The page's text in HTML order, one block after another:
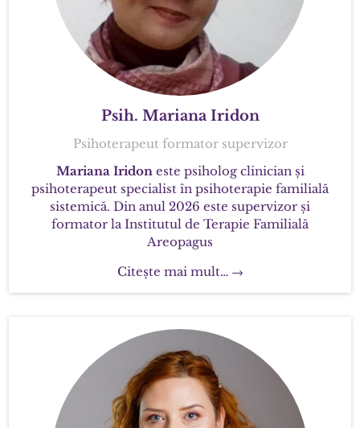
Psih. Mariana Iridon
Psihoterapeut formator supervizor
Mariana Iridoneste psiholog clinician și
psihoterapeut specialist în psihoterapie familială
sistemică. Din anul 2026 este supervizor și
formator la Institutul de Terapie Familială
Areopagus
Citește mai mult… →